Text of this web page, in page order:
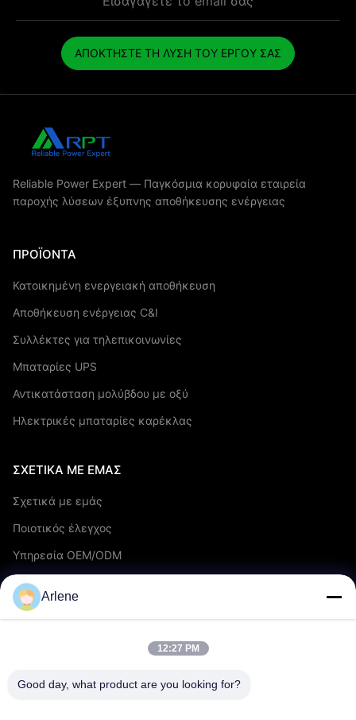
ΑΠΟΚΤΗΣΤΕ ΤΗ ΛΥΣΗ ΤΟΥ ΕΡΓΟΥ ΣΑΣ
Reliable Power Expert — Παγκόσμια κορυφαία εταιρεία
παροχής λύσεων έξυπνης αποθήκευσης ενέργειας
ΠΡΟΪΌΝΤΑ
Κατοικημένη ενεργειακή αποθήκευση
Αποθήκευση ενέργειας C&I
Συλλέκτες για τηλεπικοινωνίες
Μπαταρίες UPS
Αντικατάσταση μολύβδου με οξύ
Ηλεκτρικές μπαταρίες καρέκλας
ΣΧΕΤΙΚΆ ΜΕ ΕΜΆΣ
Σχετικά με εμάς
Ποιοτικός έλεγχος
Υπηρεσία OEM/ODM
Εκδηλώσεις & Νέα
Συχνές ερωτήσεις
Arlene
12:27 PM
Good day, what product are you looking for?